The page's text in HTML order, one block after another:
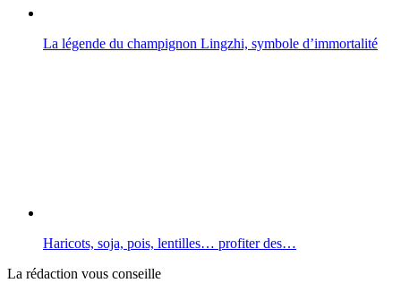
La légende du champignon Lingzhi, symbole d’immortalité
Haricots, soja, pois, lentilles… profiter des…
La rédaction vous conseille